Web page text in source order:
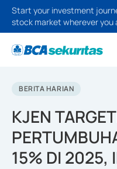
Start your investment
stock market wherever you
BERITA HARIAN
KJEN
15% DI 2025,